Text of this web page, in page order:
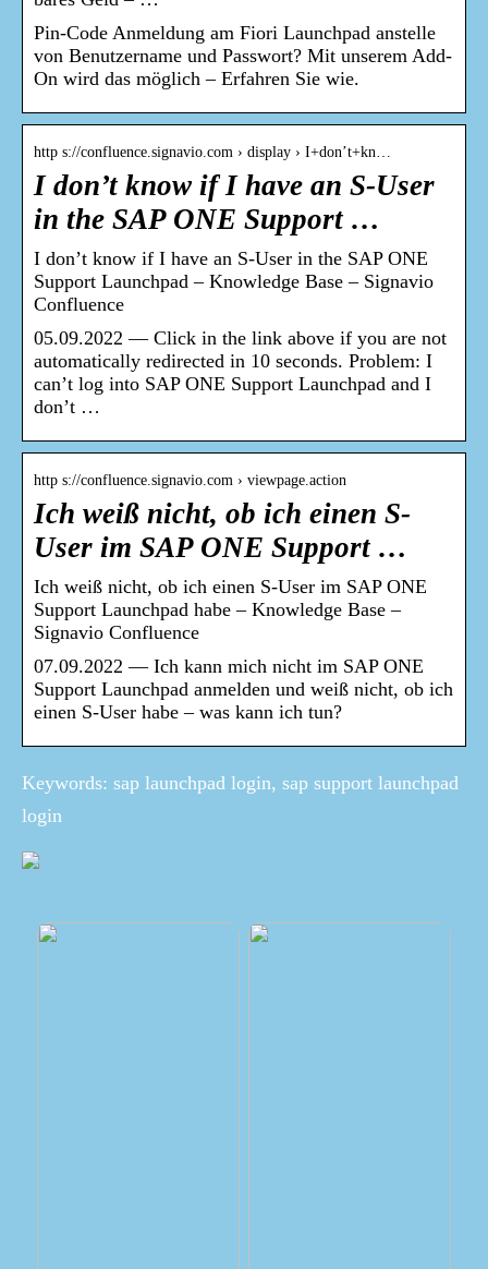
Pin-Code Anmeldung am Fiori Launchpad anstelle
von Benutzername und Passwort? Mit unserem Add-
On wird das möglich – Erfahren Sie wie.
http s://confluence.signavio.com › display › I+don’t+kn…
I don’t know if I have an S-User
in the SAP ONE Support …
I don’t know if I have an S-User in the SAP ONE
Support Launchpad – Knowledge Base – Signavio
Confluence
05.09.2022 — Click in the link above if you are not
automatically redirected in 10 seconds. Problem: I
can’t log into SAP ONE Support Launchpad and I
don’t …
http s://confluence.signavio.com › viewpage.action
Ich weiß nicht, ob ich einen S-
User im SAP ONE Support …
Ich weiß nicht, ob ich einen S-User im SAP ONE
Support Launchpad habe – Knowledge Base –
Signavio Confluence
07.09.2022 — Ich kann mich nicht im SAP ONE
Support Launchpad anmelden und weiß nicht, ob ich
einen S-User habe – was kann ich tun?
Keywords: sap launchpad login, sap support launchpad
login